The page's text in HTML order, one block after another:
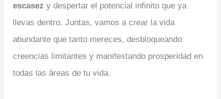
escasez y despertar el potencial infinito que ya
llevas dentro. Juntas, vamos a crear la vida
abundante que tanto mereces, desbloqueando
creencias limitantes y manifestando prosperidad en
todas las áreas de tu vida.